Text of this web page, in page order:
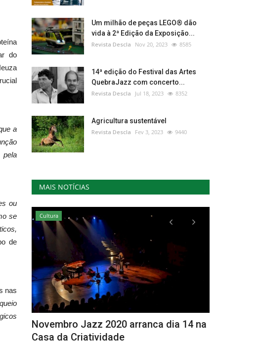
do
a
pela
ou
se
de
nas
Um milhão de peças LEGO® dão
vida à 2ª Edição da Exposição...
Revista Descla Nov 20, 2023 8585
14ª edição do Festival das Artes
QuebraJazz com concerto...
Revista Descla Jul 18, 2023 8352
Agricultura sustentável
Revista Descla Fev 3, 2023 9440
MAIS NOTÍCIAS
Cultura
Novembro Jazz 2020 arranca dia 14 na
Casa da Criatividade